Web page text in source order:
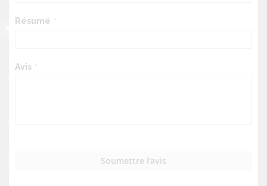
Résumé
Avis
Soumettre l'avis